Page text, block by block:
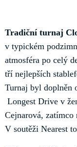
Tradiční turnaj
v typickém
atmosféra po celý
tří nejlepších
Turnaj byl doplněn
Longest Drive v
Cejnarová,
V soutěži Nearest